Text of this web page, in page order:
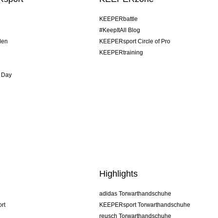
KEEPERbattle
#KeepItAll Blog
KEEPERsport Circle of Pro
KEEPERtraining
Highlights
adidas Torwarthandschuhe
KEEPERsport Torwarthandschuhe
reusch Torwarthandschuhe